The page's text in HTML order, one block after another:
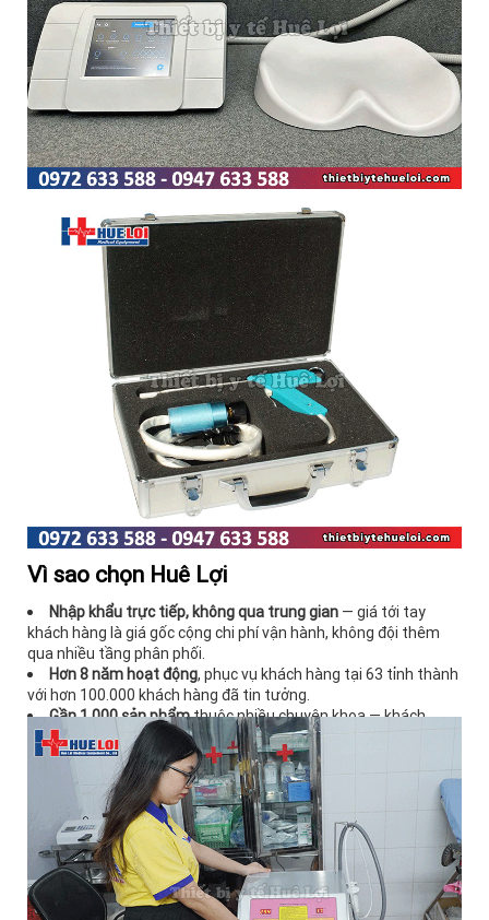
Vì sao chọn Huê Lợi
Nhập khẩu trực tiếp, không qua trung gian — giá tới tay
khách hàng là giá gốc cộng chi phí vận hành, không đội thêm
qua nhiều tầng phân phối.
Hơn 8 năm hoạt động, phục vụ khách hàng tại 63 tỉnh thành
với hơn 100.000 khách hàng đã tin tưởng.
Gần 1.000 sản phẩmthuộc nhiều chuyên khoa — khách
hàng setup phòng khám mới có thể mua trọn gói từ một đầu
mối.
Bảo hành chính hãng 12 tháng, hỗ trợ kỹ thuật và hướng
dẫn sử dụng sau lắp đặt.
Giá niêm yết công khaitrên từng trang sản phẩm, không
phải liên hệ mới biết giá.
Cơ sở ba miền tại Ninh Bình, Hà Nội, Đà Nẵng và TP. Hồ Chí
Minh, giao hàng toàn quốc.